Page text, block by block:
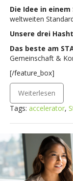
Die Idee in einem
weltweiten
Unsere drei
Das beste am
Gemeinschaft &
[/feature_box]
Weiterlesen
Tags: accelerator,